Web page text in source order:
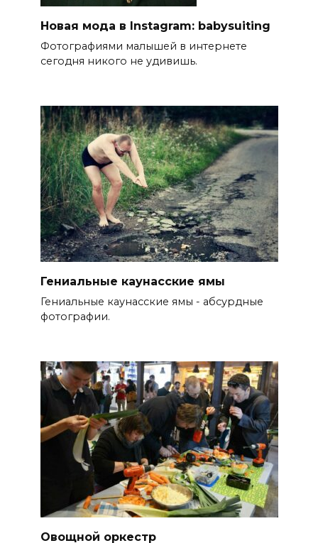
Новая мода в Instagram: babysuiting
Фотографиями малышей в интернете
сегодня никого не удивишь.
Гениальные каунасские ямы
Гениальные каунасские ямы - абсурдные
фотографии.
Овощной оркестр